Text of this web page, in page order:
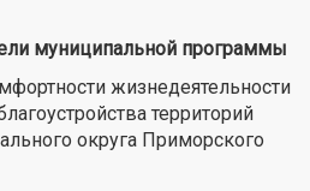
муниципальной программы
жизнедеятельности
территорий
округа Приморского